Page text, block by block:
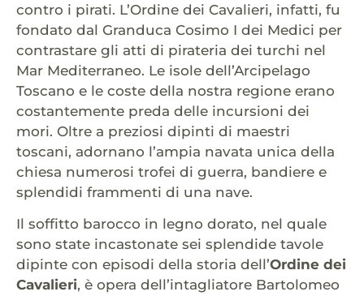
contro i pirati. L’Ordine dei Cavalieri, infatti, fu
fondato dal Granduca Cosimo I dei Medici per
contrastare gli atti di pirateria dei turchi nel
Mar Mediterraneo. Le isole dell’Arcipelago
Toscano e le coste della nostra regione erano
costantemente preda delle incursioni dei
mori. Oltre a preziosi dipinti di maestri
toscani, adornano l’ampia navata unica della
chiesa numerosi trofei di guerra, bandiere e
splendidi frammenti di una nave.
Il soffitto barocco in legno dorato, nel quale
sono state incastonate sei splendide tavole
dipinte con episodi della storia dell’Ordine dei
Cavalieri, è opera dell’intagliatore Bartolomeo